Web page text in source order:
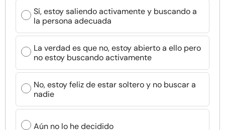
Sí, estoy saliendo activamente y buscando a
la persona adecuada
La verdad es que no, estoy abierto a ello pero
no estoy buscando activamente
No, estoy feliz de estar soltero y no buscar a
nadie
Aún no lo he decidido